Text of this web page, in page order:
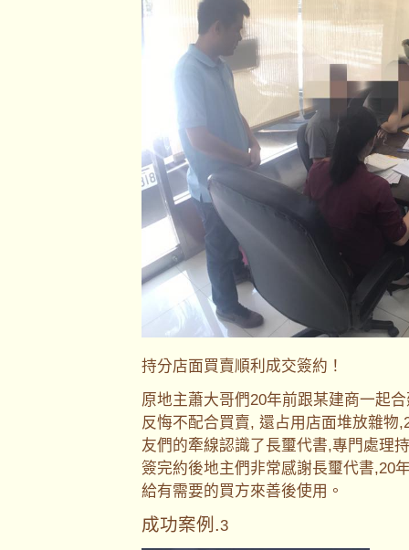
持分店面買賣順利成交簽約！
原地主蕭大哥們20年前跟某建商一起
反悔不配合買賣, 還占用店面堆放雜物
友們的牽線認識了長璽代書,專門處理
簽完約後地主們非常感謝長璽代書,20
給有需要的買方來善後使用。
成功案例.3